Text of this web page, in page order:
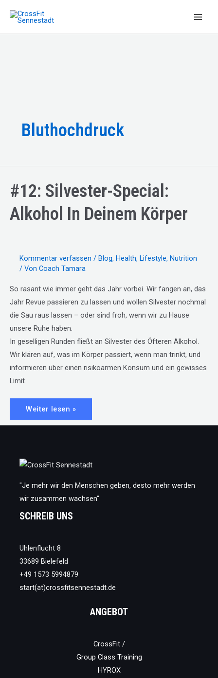
Inhalt
springen
Bluthochdruck
#12: Silvester-Special:
Alkohol In Deinem Körper
Kommentar verfassen / Blog, Health, Lifestyle, Nutrition
/ Von Coach Tamara
So rasant wie immer geht das Jahr vorbei. Wir fangen an, das
Jahr Revue passieren zu lassen und wollen Silvester nochmal
die Sau raus lassen – oder sind froh, wenn wir zu Hause
unsere Ruhe haben.
In geselligen Runden fließt an Silvester des Öfteren Alkohol.
Wir klären auf, was im Körper passiert, wenn man trinkt, und
informieren über einen risikoarmen Konsum und ein gewisses
Limit.
#12:
Special:
Weiter lesen »
"Je mehr wir den Menschen geben, desto mehr werden
wir zusammen wachsen"
SCHREIB UNS
Uhlenflucht 8
33689 Bielefeld
+49 1573 5994879
start(at)crossfitsennestadt.de
ANGEBOT
CrossFit /
Group Class Training
HYROX